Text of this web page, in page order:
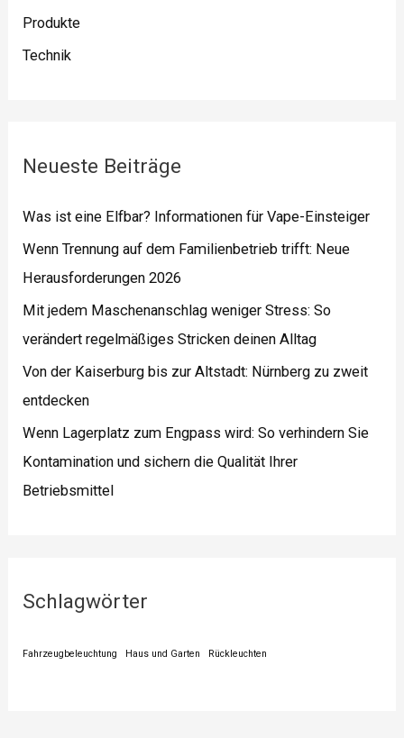
:Produkte
Technik
Neueste Beiträge
Was ist eine Elfbar? Informationen für Vape-Einsteiger
Wenn Trennung auf dem Familienbetrieb trifft: Neue
Herausforderungen 2026
Mit jedem Maschenanschlag weniger Stress: So
verändert regelmäßiges Stricken deinen Alltag
Von der Kaiserburg bis zur Altstadt: Nürnberg zu zweit
entdecken
Wenn Lagerplatz zum Engpass wird: So verhindern Sie
Kontamination und sichern die Qualität Ihrer
Betriebsmittel
Schlagwörter
Fahrzeugbeleuchtung Haus und Garten Rückleuchten